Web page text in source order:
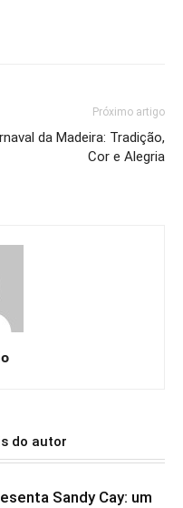
Próximo artigo
da Madeira: Tradição,
Cor e Alegria
do autor
Sandy Cay: um